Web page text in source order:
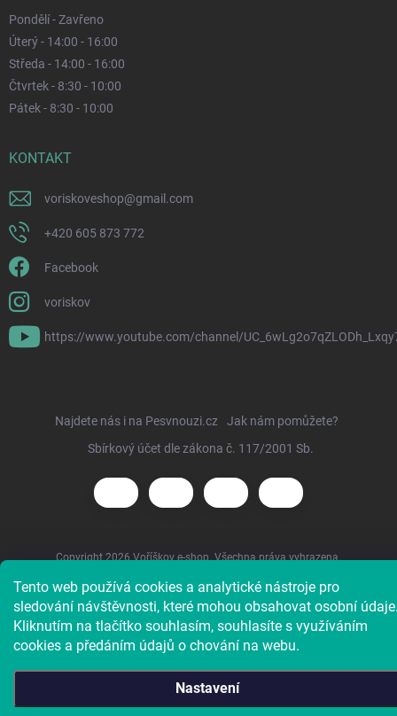
Tento web používá cookies a analytické nástroje pro
sledování návštěvnosti, které mohou obsahovat osobní
Kliknutím na tlačítko souhlasím, souhlasíte s využíváním
cookies a předáním údajů o chování na webu.
Nastavení
Pondělí - Zavřeno
Úterý - 14:00 - 16:00
Středa - 14:00 - 16:00
Čtvrtek - 8:30 - 10:00
Pátek - 8:30 - 10:00
KONTAKT
voriskoveshop@gmail.com
+420 605 873 772
Facebook
voriskov
https://www.youtube.com/channel/
Najdete nás i na Pesvnouzi.cz
Jak nám pomůžete?
Sbírkový účet dle zákona č. 117/2001 Sb.
Copyright 2026Voříškov e-shop. Všechna práva vyhrazena.